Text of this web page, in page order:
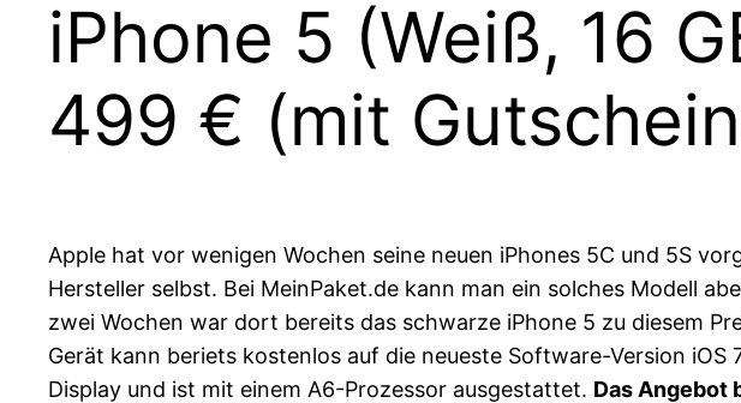
iPhone 5 (Weiß, 16
499 € (mit
Apple hat vor wenigen Wochen seine neuen iPhones 5C und 5S
Hersteller selbst. Bei MeinPaket.de kann man ein solches Modell
zwei Wochen war dort bereits das schwarze iPhone 5 zu diesem
Gerät kann beriets kostenlos auf die neueste Software-Version
Display und ist mit einem A6-Prozessor ausgestattet. Das Angebot